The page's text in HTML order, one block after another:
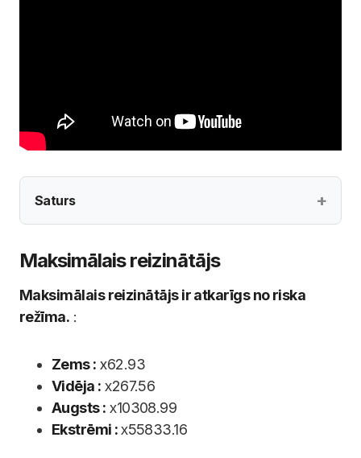
Saturs
Maksimālais reizinātājs
Maksimālais reizinātājs ir atkarīgs no riska
režīma. :
Zems : x62.93
Vidēja : х267.56
Augsts : х10308.99
Ekstrēmi :х55833.16